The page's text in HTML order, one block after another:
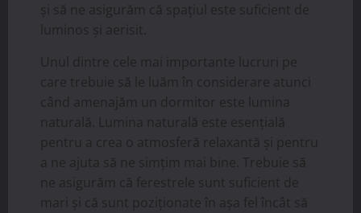
și să ne asigurăm că spațiul este suficient de
luminos și aerisit.
Unul dintre cele mai importante lucruri pe
care trebuie să le luăm în considerare atunci
când amenajăm un dormitor este lumina
naturală. Lumina naturală este esențială
pentru a crea o atmosferă relaxantă și pentru
a ne ajuta să ne simțim mai bine. Trebuie să
ne asigurăm că ferestrele sunt suficient de
mari și că sunt poziționate în așa fel încât să